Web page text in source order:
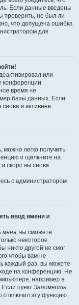
Если данные введены
проверить, не был ли
что допущена ошибка
для
или
конференции
время не
базы данных. Если
и активнее
можно легко получить
и щёлкните на
скоро вы снова
с администратором
ввод имени и
меня, вы сможете
некоторое
никто другой не смог
чтобы вам не
каждый раз, вы можете
на конференцию. Не
например в
Если пункт Запомнить
отключил эту функцию.